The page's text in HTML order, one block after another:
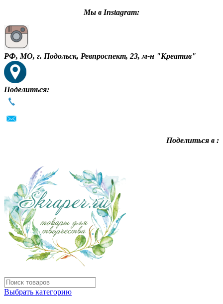
Мы в Instagram:
РФ, МО, г. Подольск, Ревпроспект, 23, м-н "Креатив"
Поделиться:
Поделиться в :
Выбрать категорию